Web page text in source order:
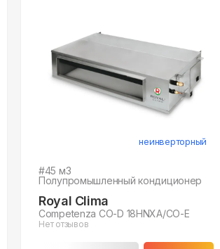
неинверторный
#45 м3
Полупромышленный кондиционер
Royal Clima
Competenza CO-D 18HNXA/CO-E
Нет отзывов